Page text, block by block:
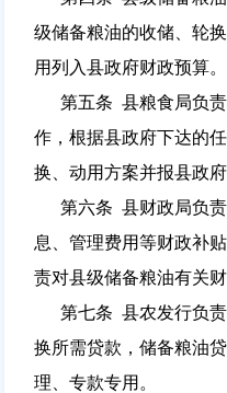
级储备粮油的收储、轮
用列入县政府财政预算。
第五条 县粮食局负责
作，根据县政府下达的
换、动用方案并报县政府
第六条 县财政局负责
息、管理费用等财政补
责对县级储备粮油有关
第七条 县农发行负责
换所需贷款，储备粮油
理、专款专用。